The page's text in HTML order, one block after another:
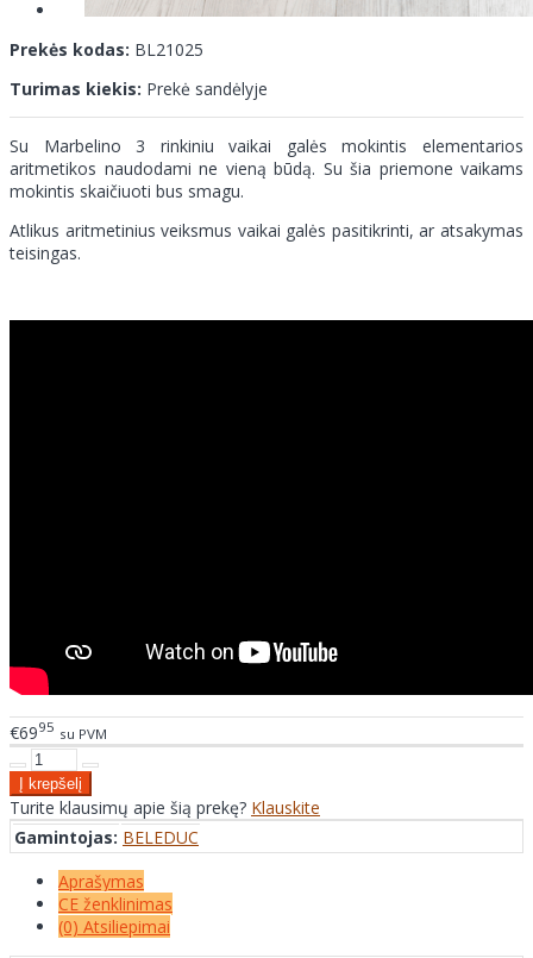
Prekės kodas: BL21025
Turimas kiekis: Prekė sandėlyje
Su Marbelino 3 rinkiniu vaikai galės mokintis elementarios
aritmetikos naudodami ne vieną būdą. Su šia priemone vaikams
mokintis skaičiuoti bus smagu.
Atlikus aritmetinius veiksmus vaikai galės pasitikrinti, ar atsakymas
teisingas.
€6995 su PVM
Turite klausimų apie šią prekę? Klauskite
Gamintojas: BELEDUC
Aprašymas
CE ženklinimas
(0) Atsiliepimai